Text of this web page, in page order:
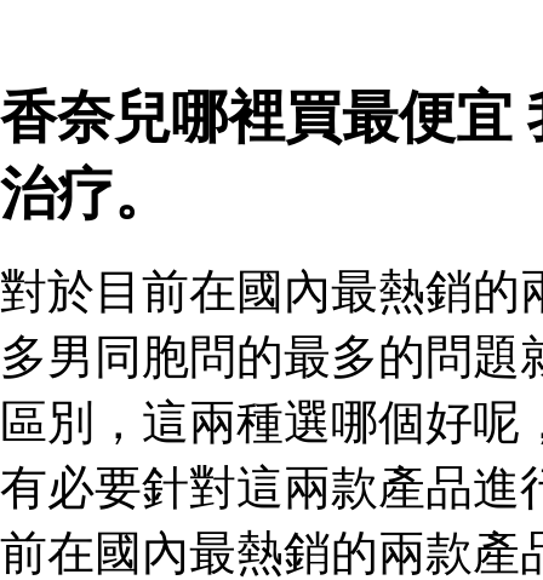
香奈兒哪裡買最便宜
治疗。
對於目前在國內最熱銷的
多男同胞問的最多的問
區別，這兩種選哪個好呢
有必要針對這兩款產品進
前在國內最熱銷的兩款產